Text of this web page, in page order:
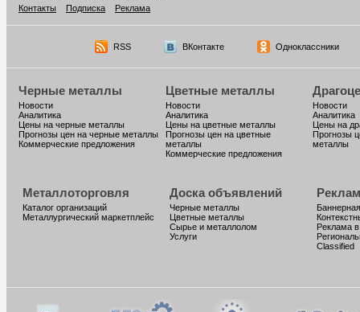
Контакты
Подписка Реклама
RSS ВКонтакте Одноклассники
Черные металлы
Новости
Аналитика
Цены на черные металлы
Прогнозы цен на черные металлы
Коммерческие предложения
Цветные металлы
Новости
Аналитика
Цены на цветные металлы
Прогнозы цен на цветные
металлы
Коммерческие предложения
Новости
Аналитика
Цены на
Прогнозы
металлы
Металлоторговля
Каталог организаций
Металлургический маркетплейс
Доска объявлений
Черные металлы
Цветные металлы
Сырье и металлолом
Услуги
Реклама
Classified